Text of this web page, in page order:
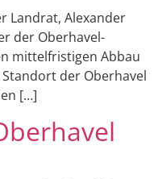
Landrat, Alexander
der Oberhavel-
mittelfristigen Abbau
der Oberhavel
[…]